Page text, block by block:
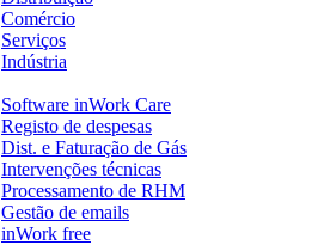
Comércio
Serviços
Indústria
Software inWork Care
Registo de despesas
Dist. e Faturação de Gás
Intervenções técnicas
Processamento de RHM
Gestão de emails
inWork free